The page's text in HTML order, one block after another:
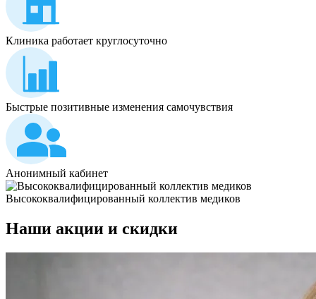
Клиника работает круглосуточно
Быстрые позитивные изменения самочувствия
Анонимный кабинет
Высококвалифицированный коллектив медиков
Наши акции и скидки